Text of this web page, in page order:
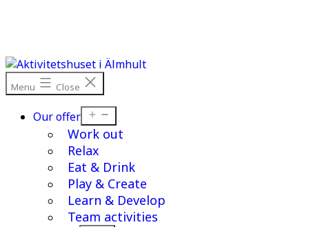
Menu Close
Our offer
menu
Work out
Relax
Eat & Drink
Play & Create
Learn & Develop
Team activities